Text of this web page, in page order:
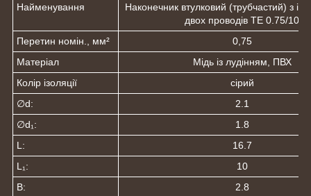
Найменування
Наконечник втулковий (трубчастий) з
двох проводів ТE 0.75/10
Перетин номін., мм²
0,75
Матеріал
Мідь із лудінням, ПВХ
Колір ізоляції
сірий
∅d:
2.1
∅d₁:
1.8
L:
16.7
L₁:
10
В:
2.8